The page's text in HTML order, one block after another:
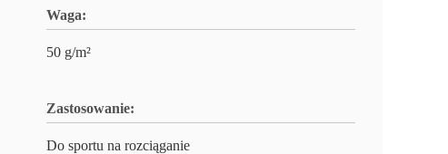
Waga:
50 g/m²
Zastosowanie:
Do sportu na rozciąganie